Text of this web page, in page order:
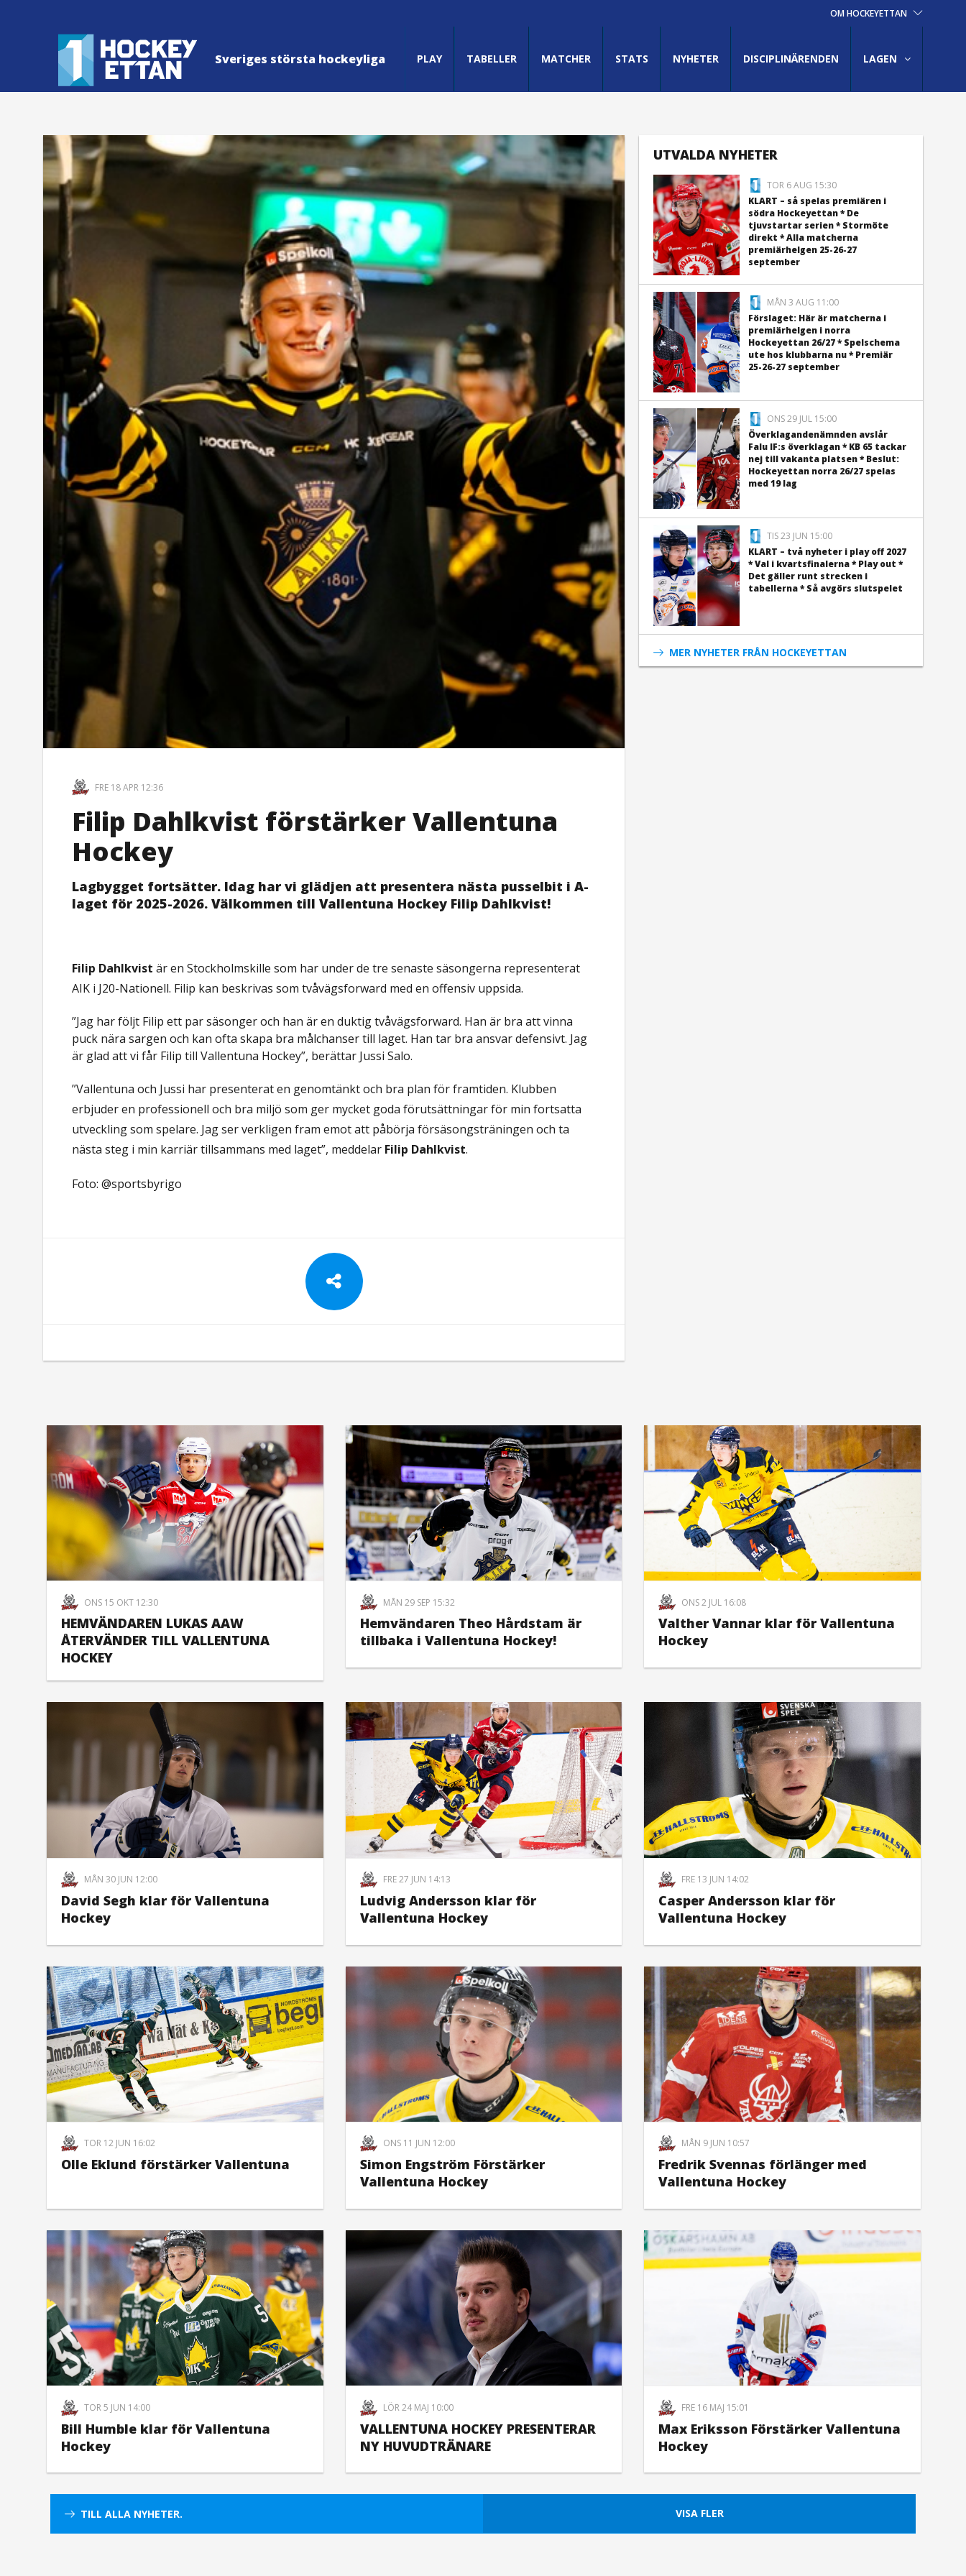
OM HOCKEYETTAN
Sveriges största hockeyliga PLAY TABELLER MATCHER STATS NYHETER DISCIPLINÄRENDEN LAGEN
FRE 18 APR 12:36
Filip Dahlkvist förstärker Vallentuna
Hockey
Lagbygget fortsätter. Idag har vi glädjen att presentera nästa pusselbit i A-
laget för 2025-2026. Välkommen till Vallentuna Hockey Filip Dahlkvist!
Filip Dahlkvist är en Stockholmskille som har under de tre senaste säsongerna representerat
AIK i J20-Nationell. Filip kan beskrivas som tvåvägsforward med en offensiv uppsida.
”Jag har följt Filip ett par säsonger och han är en duktig tvåvägsforward. Han är bra att vinna
puck nära sargen och kan ofta skapa bra målchanser till laget. Han tar bra ansvar defensivt. Jag
är glad att vi får Filip till Vallentuna Hockey”, berättar Jussi Salo.
”Vallentuna och Jussi har presenterat en genomtänkt och bra plan för framtiden. Klubben
erbjuder en professionell och bra miljö som ger mycket goda förutsättningar för min fortsatta
utveckling som spelare. Jag ser verkligen fram emot att påbörja försäsongsträningen och ta
nästa steg i min karriär tillsammans med laget”, meddelar Filip Dahlkvist.
Foto: @sportsbyrigo
UTVALDA NYHETER
TOR 6 AUG 15:30
KLART – så spelas premiären i
södra Hockeyettan * De
tjuvstartar serien * Stormöte
direkt * Alla matcherna
premiärhelgen 25-26-27
september
MÅN 3 AUG 11:00
Förslaget: Här är matcherna i
premiärhelgen i norra
Hockeyettan 26/27 * Spelschema
ute hos klubbarna nu * Premiär
25-26-27 september
ONS 29 JUL 15:00
Överklagandenämnden avslår
Falu IF:s överklagan * KB 65 tackar
nej till vakanta platsen * Beslut:
Hockeyettan norra 26/27 spelas
med 19 lag
TIS 23 JUN 15:00
KLART – två nyheter i play off 2027
* Val i kvartsfinalerna * Play out *
Det gäller runt strecken i
tabellerna * Så avgörs slutspelet
MER NYHETER FRÅN HOCKEYETTAN
ONS 15 OKT 12:30
HEMVÄNDAREN LUKAS AAW
ÅTERVÄNDER TILL VALLENTUNA
HOCKEY
MÅN 29 SEP 15:32
Hemvändaren Theo Hårdstam är
tillbaka i Vallentuna Hockey!
ONS 2 JUL 16:08
Valther Vannar klar för Vallentuna
Hockey
MÅN 30 JUN 12:00
David Segh klar för Vallentuna
Hockey
FRE 27 JUN 14:13
Ludvig Andersson klar för
Vallentuna Hockey
FRE 13 JUN 14:02
Casper Andersson klar för
Vallentuna Hockey
TOR 12 JUN 16:02
Olle Eklund förstärker Vallentuna
ONS 11 JUN 12:00
Simon Engström Förstärker
Vallentuna Hockey
MÅN 9 JUN 10:57
Fredrik Svennas förlänger med
Vallentuna Hockey
TOR 5 JUN 14:00
Bill Humble klar för Vallentuna
Hockey
LÖR 24 MAJ 10:00
VALLENTUNA HOCKEY PRESENTERAR
NY HUVUDTRÄNARE
FRE 16 MAJ 15:01
Max Eriksson Förstärker Vallentuna
Hockey
VISA FLER
TILL ALLA NYHETER.